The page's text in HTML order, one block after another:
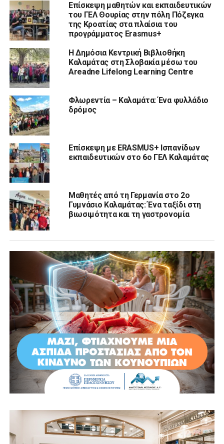
Επίσκεψη μαθητών και εκπαιδευτικών
του ΓΕΛ Θουρίας στην πόλη Πόζεγκα
της Κροατίας στα πλαίσια του
προγράμματος Erasmus+
Η Δημόσια Κεντρική Βιβλιοθήκη
Καλαμάτας στη Σλοβακία μέσω του
Areadne Lifelong Learning Centre
Φλωρεντία – Καλαμάτα: Ένα φυλλάδιο
δρόμος
Επίσκεψη με ERASMUS+ Ισπανίδων
εκπαιδευτικών στο 6ο ΓΕΛ Καλαμάτας
Μαθητές από τη Γερμανία στο 2ο
Γυμνάσιο Καλαμάτας: Ένα ταξίδι στη
βιωσιμότητα και τη γαστρονομία